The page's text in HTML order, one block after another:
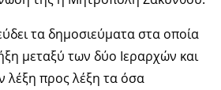
τα δημοσιεύματα στα οποία
μεταξύ των δύο Ιεραρχών και
λέξη προς λέξη τα όσα